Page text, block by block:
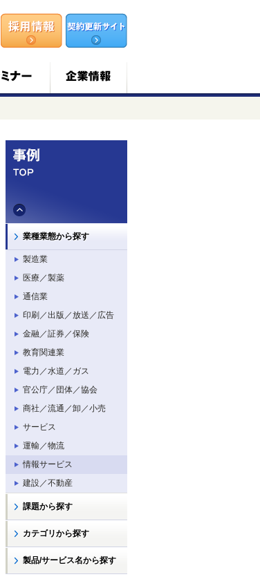
業種業態から探す
製造業
医療／製薬
通信業
印刷／出版／放送／広告
金融／証券／保険
教育関連業
電力／水道／ガス
官公庁／団体／協会
商社／流通／卸／小売
サービス
運輸／物流
情報サービス
建設／不動産
課題から探す
カテゴリから探す
製品/サービス名から探す